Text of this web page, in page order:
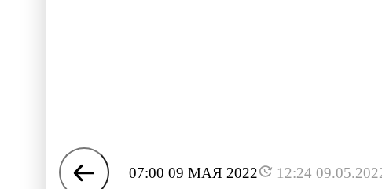
07:00 09 МАЯ 2022 12:24